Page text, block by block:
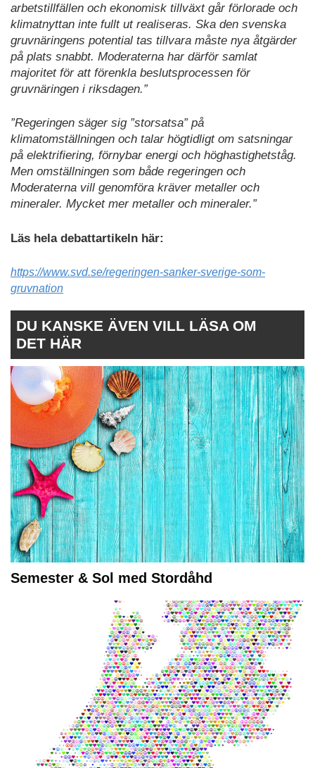
arbetstillfällen och ekonomisk tillväxt går förlorade och
klimatnyttan inte fullt ut realiseras. Ska den svenska
gruvnäringens potential tas tillvara måste nya åtgärder
på plats snabbt. Moderaterna har därför samlat
majoritet för att förenkla beslutsprocessen för
gruvnäringen i riksdagen.”
”Regeringen säger sig ”storsatsa” på
klimatomställningen och talar högtidligt om satsningar
på elektrifiering, förnybar energi och höghastighetståg.
Men omställningen som både regeringen och
Moderaterna vill genomföra kräver metaller och
mineraler. Mycket mer metaller och mineraler.”
Läs hela debattartikeln här:
https://www.svd.se/regeringen-sanker-sverige-som-
gruvnation
DU KANSKE ÄVEN VILL LÄSA OM
DET HÄR
Semester & Sol med Stordåhd